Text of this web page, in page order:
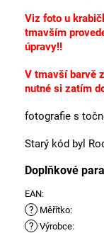
Viz foto u
tmavším
úpravy!!
V tmavší barvě
nutné si zatím
fotografie s
Starý kód byl
Doplňkové
EAN:
? Měřítko:
? Výrobce: